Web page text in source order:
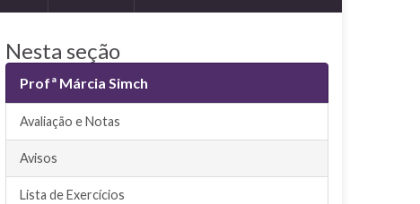
Nesta seção
Profª Márcia Simch
Avaliação e Notas
Avisos
Lista de Exercícios